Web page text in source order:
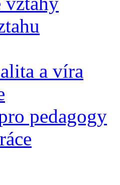
a víra
pedagogy